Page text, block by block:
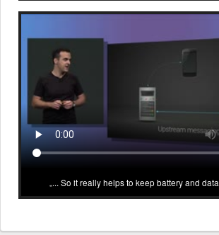
... So it really helps to keep battery and data